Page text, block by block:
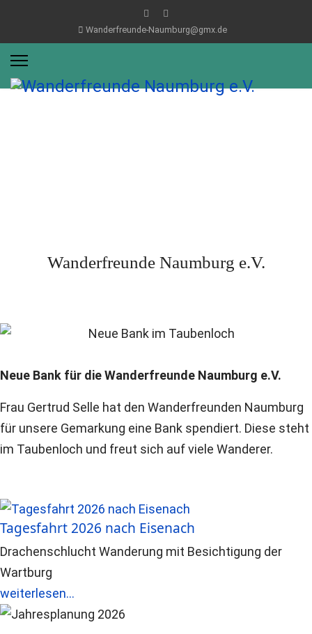
Wanderfreunde-Naumburg@gmx.de
Wanderfreunde Naumburg e.V.
Neue Bank für die Wanderfreunde Naumburg e.V.
Frau Gertrud Selle hat den Wanderfreunden Naumburg
für unsere Gemarkung eine Bank spendiert. Diese steht
im Taubenloch und freut sich auf viele Wanderer.
Tagesfahrt 2026 nach Eisenach
Drachenschlucht Wanderung mit Besichtigung der
Wartburg
weiterlesen...